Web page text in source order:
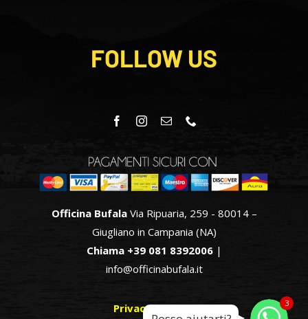
FOLLOW US
Officina BufalaVia Ripuaria, 259 - 80014 –
Giugliano in Campania (NA)
Chiama +39 081 8392006|
info@officinabufala.it
Privacy & Policy
WhatsApp
WhatsApp
3